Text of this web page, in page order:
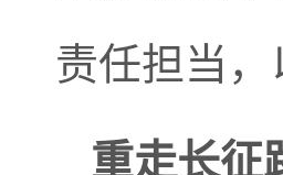
责任担当
重走长征